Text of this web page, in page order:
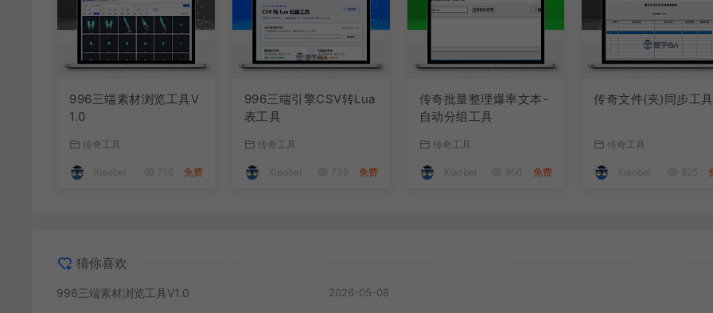
996三端素材浏览工具V
1.0
传奇工具
Xiaobei 716 免费
996三端引擎CSV转Lua
表工具
传奇工具
Xiaobei 739 免费
传奇批量整理爆率文本-
自动分组工具
传奇工具
Xiaobei 950 免费
传奇文件(夹)同步工具
传奇工具
Xiaobei 825
猜你喜欢
996三端素材浏览工具V1.0 2026-05-08